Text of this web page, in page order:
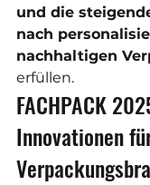
und die
nach
nachhaltigen
erfüllen.
FACHPACK
Innovationen